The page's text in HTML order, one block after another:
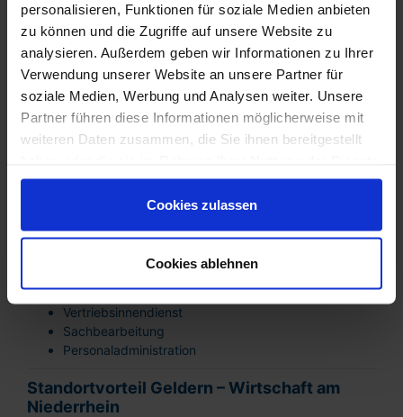
personalisieren, Funktionen für soziale Medien anbieten
zu können und die Zugriffe auf unsere Website zu
analysieren. Außerdem geben wir Informationen zu Ihrer
Verwendung unserer Website an unsere Partner für
soziale Medien, Werbung und Analysen weiter. Unsere
Partner führen diese Informationen möglicherweise mit
weiteren Daten zusammen, die Sie ihnen bereitgestellt
gesammelt haben. Sie sind damit einverstanden und
können Ihre Einwilligung jederzeit mit Wirkung für die
Zukunft widerrufen oder ändern.
Cookies zulassen
Cookies ablehnen
Industrie & Fertigung
Facharbeiter
Produktionsspezialisten
Anlagenführer
Logistik & Handel
Disposition
Lagerleitung
Wartungs- und Instandhaltungspersonal
Elektrotechnische Fachkräfte
Kaufmännische Berufe
Buchhaltung
Vertriebsinnendienst
Sachbearbeitung
Personaladministration
Standortvorteil Geldern – Wirtschaft am
Niederrhein